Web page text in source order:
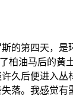
的第四天，
柏油马后的
久后便进入
落。我感觉